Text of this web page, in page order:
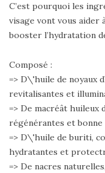
C’est pourquoi les
visage vont vous
booster l’hydratation
Composé :
=> D\'huile de noyaux
revitalisantes et
=> De macréât
régénérantes et bonne
=> D\'huile de buriti,
hydratantes et
=> De nacres